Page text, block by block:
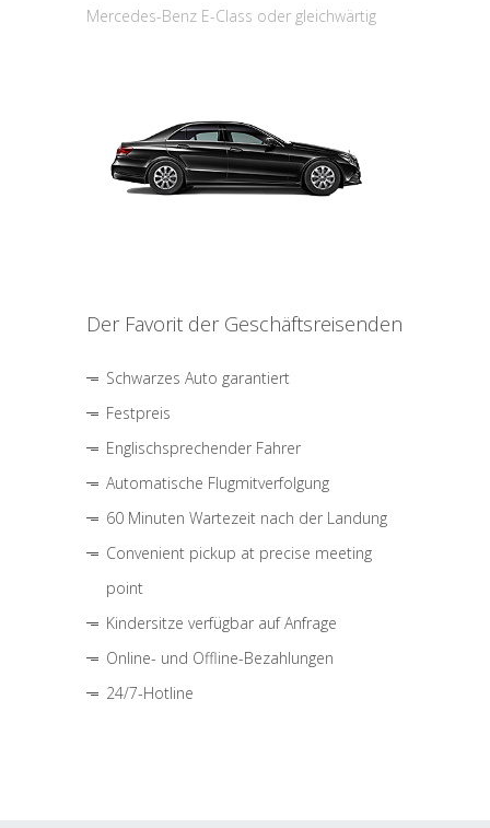
Mercedes-Benz E-Class oder gleichwärtig
Der Favorit der Geschäftsreisenden
Schwarzes Auto garantiert
Festpreis
Englischsprechender Fahrer
Automatische Flugmitverfolgung
60 Minuten Wartezeit nach der Landung
Convenient pickup at precise meeting
point
Kindersitze verfügbar auf Anfrage
Online- und Offline-Bezahlungen
24/7-Hotline